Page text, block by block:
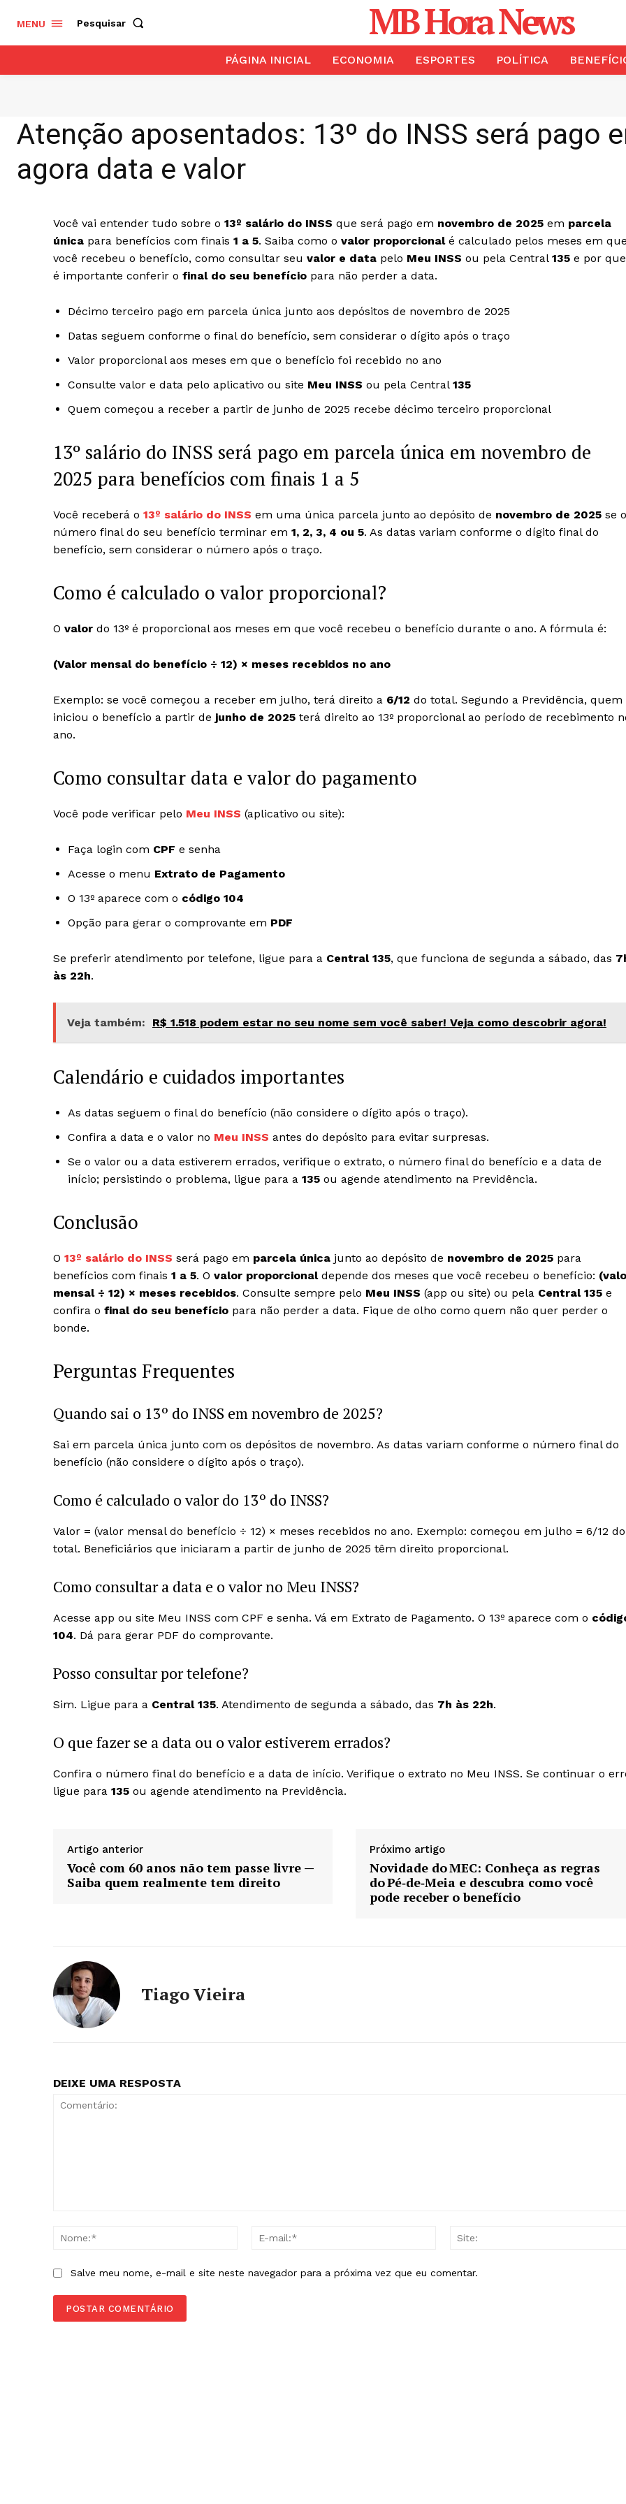
MENU Pesquisar MB Hora News
PÁGINA INICIAL ECONOMIA ESPORTES POLÍTICA
Atenção aposentados: 13º do INSS será pago
agora data e valor
Você vai entender tudo sobre o 13º salário do INSS que será pago em novembro de 2025 em parcela
única para benefícios com finais 1 a 5. Saiba como o valor proporcionalé calculado pelos meses em
você recebeu o benefício, como consultar seu valor e data pelo Meu INSS ou pela Central 135 e por que
é importante conferir o final do seu benefício para não perder a data.
Décimo terceiro pago em parcela única junto aos depósitos de novembro de 2025
Datas seguem conforme o final do benefício, sem considerar o dígito após o traço
Valor proporcional aos meses em que o benefício foi recebido no ano
Consulte valor e data pelo aplicativo ou site Meu INSS ou pela Central 135
Quem começou a receber a partir de junho de 2025 recebe décimo terceiro proporcional
13º salário do INSS será pago em parcela única em novembro de
2025 para benefícios com finais 1 a 5
Você receberá o 13º salário do INSS em uma única parcela junto ao depósito de novembro de 2025 se o
número final do seu benefício terminar em 1, 2, 3, 4 ou 5. As datas variam conforme o dígito final do
benefício, sem considerar o número após o traço.
Como é calculado o valor proporcional?
O valor do 13º é proporcional aos meses em que você recebeu o benefício durante o ano. A fórmula é:
(Valor mensal do benefício ÷ 12) × meses recebidos no ano
Exemplo: se você começou a receber em julho, terá direito a 6/12 do total. Segundo a Previdência, quem
iniciou o benefício a partir de junho de 2025 terá direito ao 13º proporcional ao período de recebimento
ano.
Como consultar data e valor do pagamento
Você pode verificar pelo Meu INSS (aplicativo ou site):
Faça login com CPF e senha
Acesse o menu Extrato de Pagamento
O 13º aparece com o código 104
Opção para gerar o comprovante em PDF
Se preferir atendimento por telefone, ligue para a Central 135, que funciona de segunda a sábado, das
às 22h.
Veja também: R$ 1.518 podem estar no seu nome sem você saber! Veja como descobrir agora!
Calendário e cuidados importantes
As datas seguem o final do benefício (não considere o dígito após o traço).
Confira a data e o valor no Meu INSS antes do depósito para evitar surpresas.
Se o valor ou a data estiverem errados, verifique o extrato, o número final do benefício e a data de
início; persistindo o problema, ligue para a 135 ou agende atendimento na Previdência.
Conclusão
O 13º salário do INSS será pago em parcela única junto ao depósito de novembro de 2025 para
benefícios com finais 1 a 5. O valor proporcionaldepende dos meses que você recebeu o benefício:
mensal ÷ 12) × meses recebidos. Consulte sempre pelo Meu INSS (app ou site) ou pela Central 135 e
confira o final do seu benefício para não perder a data. Fique de olho como quem não quer perder o
bonde.
Perguntas Frequentes
Quando sai o 13º do INSS em novembro de 2025?
Sai em parcela única junto com os depósitos de novembro. As datas variam conforme o número final do
benefício (não considere o dígito após o traço).
Como é calculado o valor do 13º do INSS?
Valor = (valor mensal do benefício ÷ 12) × meses recebidos no ano. Exemplo: começou em julho = 6/12 do
total. Beneficiários que iniciaram a partir de junho de 2025 têm direito proporcional.
Como consultar a data e o valor no Meu INSS?
Acesse app ou site Meu INSS com CPF e senha. Vá em Extrato de Pagamento. O 13º aparece com o
104. Dá para gerar PDF do comprovante.
Posso consultar por telefone?
Sim. Ligue para a Central 135. Atendimento de segunda a sábado, das 7h às 22h.
O que fazer se a data ou o valor estiverem errados?
Confira o número final do benefício e a data de início. Verifique o extrato no Meu INSS. Se continuar o
ligue para 135 ou agende atendimento na Previdência.
Artigo anterior
Você com 60 anos não tem passe livre —
Saiba quem realmente tem direito
Próximo artigo
Novidade do MEC: Conheça as regras
do Pé‑de‑Meia e descubra como você
pode receber o benefício
Tiago Vieira
DEIXE UMA RESPOSTA
Nome:*
Salve meu nome, e-mail e site neste navegador para a próxima vez que eu comentar.